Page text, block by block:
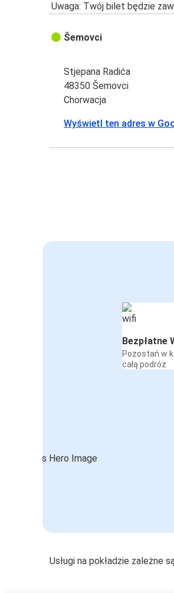
Uwaga: Twój bilet będzie
Šemovci
Stjepana Radića
48350 Šemovci
Chorwacja
Wyświetl ten adres w
Bezpłatne
Pozostań w
całą podróż
Usługi na pokładzie zależne